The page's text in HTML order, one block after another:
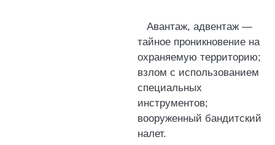
Авантаж, адвентаж —
тайное проникновение на
охраняемую территорию;
взлом с использованием
специальных
инструментов;
вооруженный бандитский
налет.